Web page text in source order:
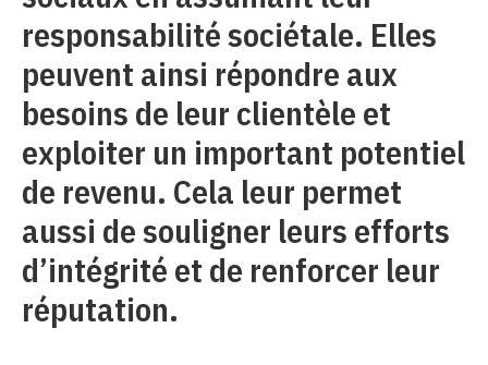
responsabilité sociétale. Elles
peuvent ainsi répondre aux
besoins de leur clientèle et
exploiter un important potentiel
de revenu. Cela leur permet
aussi de souligner leurs efforts
d’intégrité et de renforcer leur
réputation.